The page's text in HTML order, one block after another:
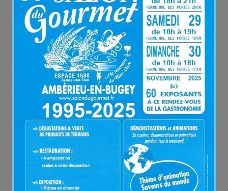
d’Ambérieu en Bugey.
Dans le cadre du plan vigie pirate,
présentation des sacs ouverts à l’entrée.
Attention, si vous avez des invitations, celles-
ci ne seront acceptées que sous
format papier et tamponnées.